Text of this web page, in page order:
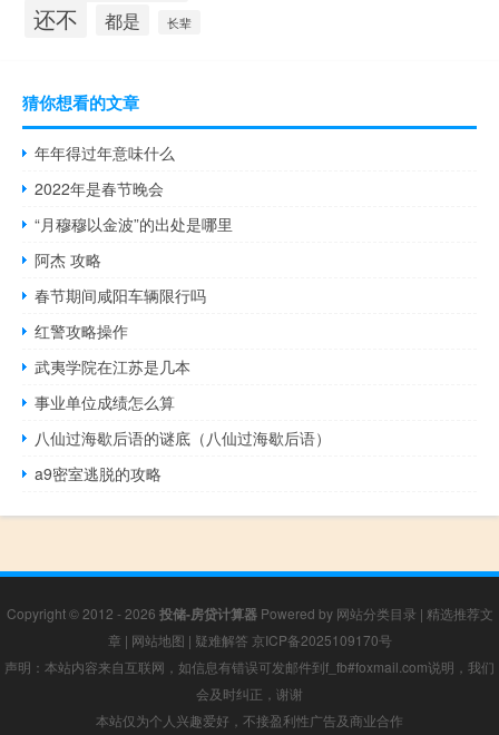
还不 都是 长辈
猜你想看的文章
年年得过年意味什么
2022年是春节晚会
“月穆穆以金波”的出处是哪里
阿杰 攻略
春节期间咸阳车辆限行吗
红警攻略操作
武夷学院在江苏是几本
事业单位成绩怎么算
八仙过海歇后语的谜底（八仙过海歇后语）
a9密室逃脱的攻略
Copyright © 2012 - 2026 投储-房贷计算器Powered by 网站分类目录 | 精选推荐文
章 | 网站地图 | 疑难解答 京ICP备2025109170号
声明：本站内容来自互联网，如信息有错误可发邮件到f_fb#foxmail.com说明，我们
会及时纠正，谢谢
本站仅为个人兴趣爱好，不接盈利性广告及商业合作